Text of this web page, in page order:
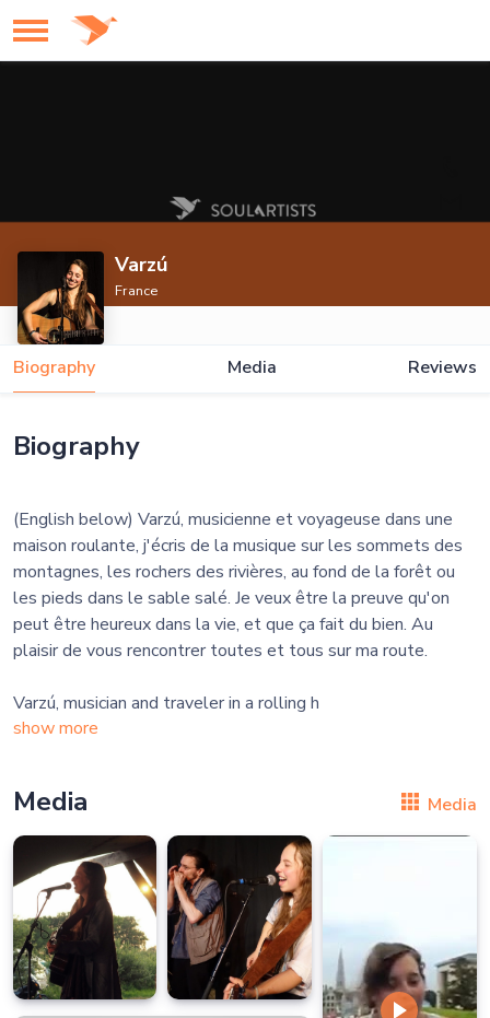
Varzú
France
Biography Media Reviews
Biography
(English below) Varzú, musicienne et voyageuse dans une
maison roulante, j'écris de la musique sur les sommets des
montagnes, les rochers des rivières, au fond de la forêt ou
les pieds dans le sable salé. Je veux être la preuve qu'on
peut être heureux dans la vie, et que ça fait du bien. Au
plaisir de vous rencontrer toutes et tous sur ma route.
Varzú, musician and traveler in a rolling h
show more
Media Media